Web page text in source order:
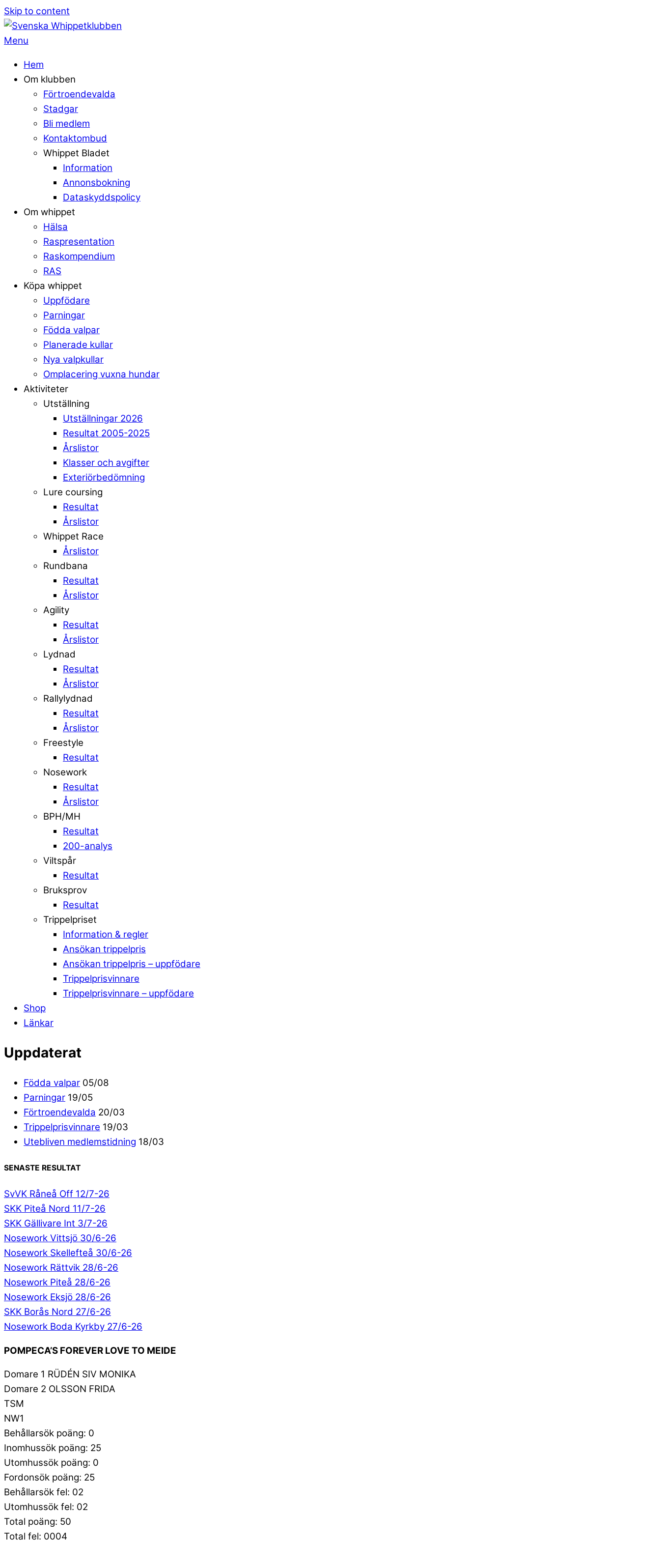
Skip to content
Menu
Hem
Om klubben
Förtroendevalda
Stadgar
Bli medlem
Kontaktombud
Whippet Bladet
Information
Annonsbokning
Dataskyddspolicy
Om whippet
Hälsa
Raspresentation
Raskompendium
RAS
Köpa whippet
Uppfödare
Parningar
Födda valpar
Planerade kullar
Nya valpkullar
Omplacering vuxna hundar
Aktiviteter
Utställning
Utställningar 2026
Resultat 2005-2025
Årslistor
Klasser och avgifter
Exteriörbedömning
Lure coursing
Resultat
Årslistor
Whippet Race
Årslistor
Rundbana
Resultat
Årslistor
Agility
Resultat
Årslistor
Lydnad
Resultat
Årslistor
Rallylydnad
Resultat
Årslistor
Freestyle
Resultat
Nosework
Resultat
Årslistor
BPH/MH
Resultat
200-analys
Viltspår
Resultat
Bruksprov
Resultat
Trippelpriset
Information & regler
Ansökan trippelpris
Ansökan trippelpris – uppfödare
Trippelprisvinnare
Trippelprisvinnare – uppfödare
Shop
Länkar
Uppdaterat
Födda valpar 05/08
Parningar 19/05
Förtroendevalda 20/03
Trippelprisvinnare 19/03
Utebliven medlemstidning 18/03
SENASTE RESULTAT
SvVK Råneå Off 12/7-26
SKK Piteå Nord 11/7-26
SKK Gällivare Int 3/7-26
Nosework Vittsjö 30/6-26
Nosework Skellefteå 30/6-26
Nosework Rättvik 28/6-26
Nosework Piteå 28/6-26
Nosework Eksjö 28/6-26
SKK Borås Nord 27/6-26
Nosework Boda Kyrkby 27/6-26
POMPECA’S FOREVER LOVE TO MEIDE
Domare 1 RÜDÉN SIV MONIKA
Domare 2 OLSSON FRIDA
TSM
NW1
Behållarsök poäng: 0
Inomhussök poäng: 25
Utomhussök poäng: 0
Fordonsök poäng: 25
Behållarsök fel: 02
Utomhussök fel: 02
Total poäng: 50
Total fel: 0004